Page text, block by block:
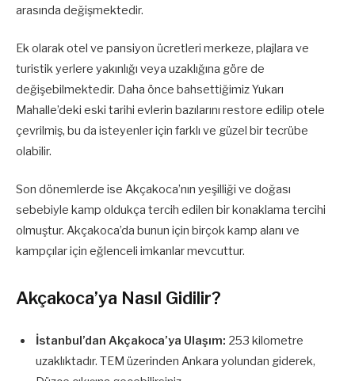
arasında değişmektedir.
Ek olarak otel ve pansiyon ücretleri merkeze, plajlara ve
turistik yerlere yakınlığı veya uzaklığına göre de
değişebilmektedir. Daha önce bahsettiğimiz Yukarı
Mahalle’deki eski tarihi evlerin bazılarını restore edilip otele
çevrilmiş, bu da isteyenler için farklı ve güzel bir tecrübe
olabilir.
Son dönemlerde ise Akçakoca’nın yeşilliği ve doğası
sebebiyle kamp oldukça tercih edilen bir konaklama tercihi
olmuştur. Akçakoca’da bunun için birçok kamp alanı ve
kampçılar için eğlenceli imkanlar mevcuttur.
Akçakoca’ya Nasıl Gidilir?
İstanbul’dan Akçakoca’ya Ulaşım: 253 kilometre
uzaklıktadır. TEM üzerinden Ankara yolundan giderek,